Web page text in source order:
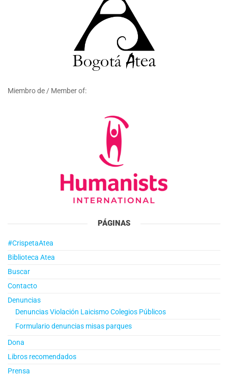
Miembro de / Member of:
PÁGINAS
#CrispetaAtea
Biblioteca Atea
Buscar
Contacto
Denuncias
Denuncias Violación Laicismo Colegios Públicos
Formulario denuncias misas parques
Dona
Libros recomendados
Prensa